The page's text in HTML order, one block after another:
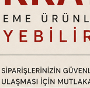
750gr